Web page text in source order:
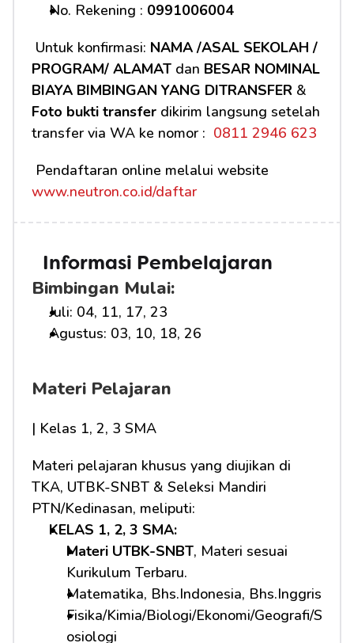
No. Rekening : 0991006004
Untuk konfirmasi: NAMA /ASAL SEKOLAH /
PROGRAM/ ALAMAT dan BESAR NOMINAL
BIAYA BIMBINGAN YANG DITRANSFER
Foto bukti transfer dikirim langsung setelah
transfer via WA ke nomor : 0811 2946 623
www.neutron.co.id/daftar
Informasi Pembelajaran
Bimbingan Mulai:
Juli: 04, 11, 17, 23
Agustus: 03, 10, 18, 26
Materi Pelajaran
| Kelas 1, 2, 3 SMA
Materi pelajaran khusus yang diujikan di
TKA, UTBK-SNBT & Seleksi Mandiri
PTN/Kedinasan, meliputi:
KELAS 1, 2, 3 SMA:
Materi UTBK-SNBT, Materi sesuai
Kurikulum Terbaru.
Matematika, Bhs.Indonesia, Bhs.Inggris
Fisika/Kimia/Biologi/Ekonomi/Geografi/S
osiologi